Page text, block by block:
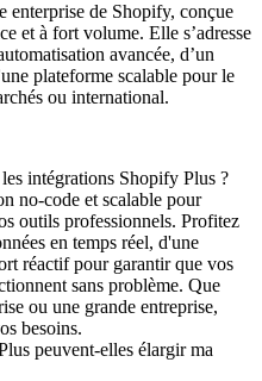
enterprise de Shopify, conçue
et à fort volume. Elle s’adresse
avancée, d’un
plateforme scalable pour le
ou international.
intégrations Shopify Plus ?
no-code et scalable pour
outils professionnels. Profitez
en temps réel, d'une
réactif pour garantir que vos
sans problème. Que
ou une grande entreprise,
besoins.
peuvent-elles élargir ma